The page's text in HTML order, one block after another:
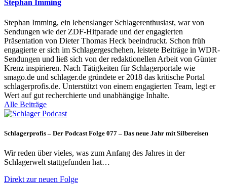
Stephan Imming
Stephan Imming, ein lebenslanger Schlagerenthusiast, war von
Sendungen wie der ZDF-Hitparade und der engagierten
Präsentation von Dieter Thomas Heck beeindruckt. Schon früh
engagierte er sich im Schlagergeschehen, leistete Beiträge in WDR-
Sendungen und ließ sich von der redaktionellen Arbeit von Günter
Krenz inspirieren. Nach Tätigkeiten für Schlagerportale wie
smago.de und schlager.de gründete er 2018 das kritische Portal
schlagerprofis.de. Unterstützt von einem engagierten Team, legt er
Wert auf gut recherchierte und unabhängige Inhalte.
Alle Beiträge
Schlagerprofis – Der Podcast Folge 077 – Das neue Jahr mit Silbereisen
Wir reden über vieles, was zum Anfang des Jahres in der
Schlagerwelt stattgefunden hat…
Direkt zur neuen Folge